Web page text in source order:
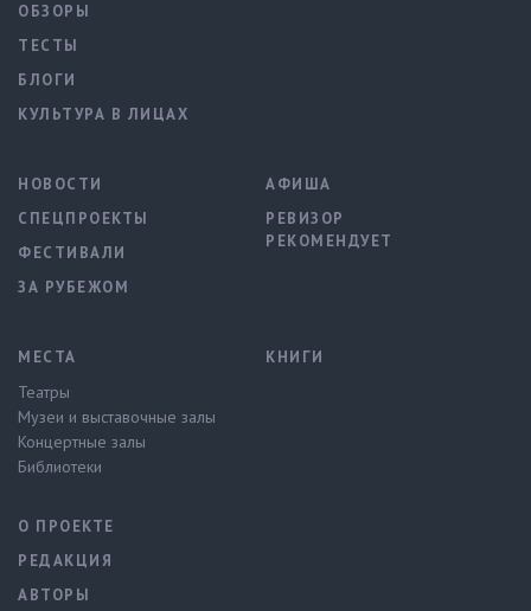
ОБЗОРЫ
ТЕСТЫ
БЛОГИ
КУЛЬТУРА В ЛИЦАХ
НОВОСТИ
СПЕЦПРОЕКТЫ
ФЕСТИВАЛИ
ЗА РУБЕЖОМ
АФИША
РЕВИЗОР
РЕКОМЕНДУЕТ
МЕСТА
Театры
Музеи и выставочные залы
Концертные залы
Библиотеки
КНИГИ
О ПРОЕКТЕ
РЕДАКЦИЯ
АВТОРЫ